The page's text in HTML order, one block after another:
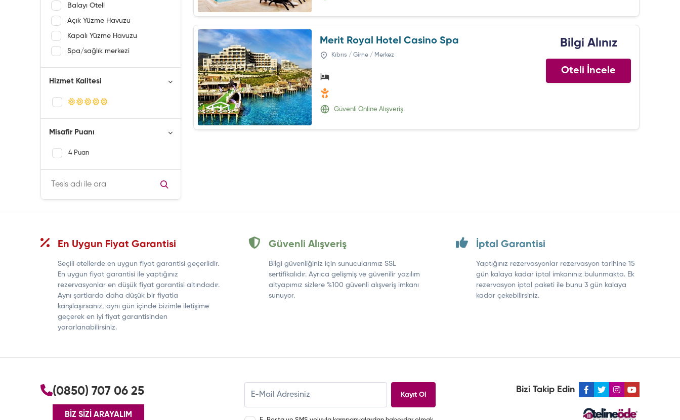
Balayı Oteli
Açık Yüzme Havuzu
Kapalı Yüzme Havuzu
Spa/sağlık merkezi
Hizmet Kalitesi
Misafir Puanı
4 Puan
Merit Royal Hotel Casino Spa
Kıbrıs / Girne / Merkez
Güvenli Online Alışveriş
Bilgi Alınız
Oteli İncele
En Uygun Fiyat Garantisi
Seçili otellerde en uygun fiyat garantisi geçerlidir.
En uygun fiyat garantisi ile yaptığınız
rezervasyonlar en düşük fiyat garantisi altındadır.
Aynı şartlarda daha düşük bir fiyatla
karşılaşırsanız, aynı gün içinde bizimle iletişime
geçerek en iyi fiyat garantisinden
yararlanabilirsiniz.
Güvenli Alışveriş
Bilgi güvenliğiniz için sunucularımız SSL
sertifikalıdır. Ayrıca gelişmiş ve güvenilir yazılım
altyapımız sizlere %100 güvenli alışveriş imkanı
sunuyor.
İptal Garantisi
Yaptığınız rezervasyonlar rezervasyon tarihine 15
gün kalaya kadar iptal imkanınız bulunmakta. Ek
rezervasyon iptal paketi ile bunu 3 gün kalaya
kadar çekebilirsiniz.
(0850) 707 06 25
BİZ SİZİ ARAYALIM
Kayıt Ol
Bizi Takip Edin